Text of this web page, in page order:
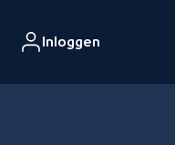
Inloggen